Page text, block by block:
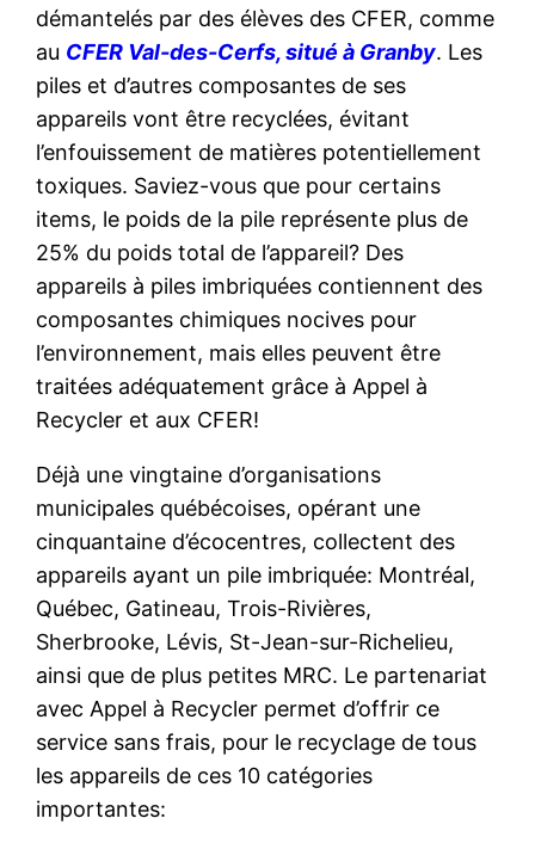
démantelés par des élèves des CFER, comme
au CFER Val-des-Cerfs, situé à Granby. Les
piles et d’autres composantes de ses
appareils vont être recyclées, évitant
l’enfouissement de matières potentiellement
toxiques. Saviez-vous que pour certains
items, le poids de la pile représente plus de
25% du poids total de l’appareil? Des
appareils à piles imbriquées contiennent des
composantes chimiques nocives pour
l’environnement, mais elles peuvent être
traitées adéquatement grâce à Appel à
Recycler et aux CFER!
Déjà une vingtaine d’organisations
municipales québécoises, opérant une
cinquantaine d’écocentres, collectent des
appareils ayant un pile imbriquée: Montréal,
Québec, Gatineau, Trois-Rivières,
Sherbrooke, Lévis, St-Jean-sur-Richelieu,
ainsi que de plus petites MRC. Le partenariat
avec Appel à Recycler permet d’offrir ce
service sans frais, pour le recyclage de tous
les appareils de ces 10 catégories
importantes: